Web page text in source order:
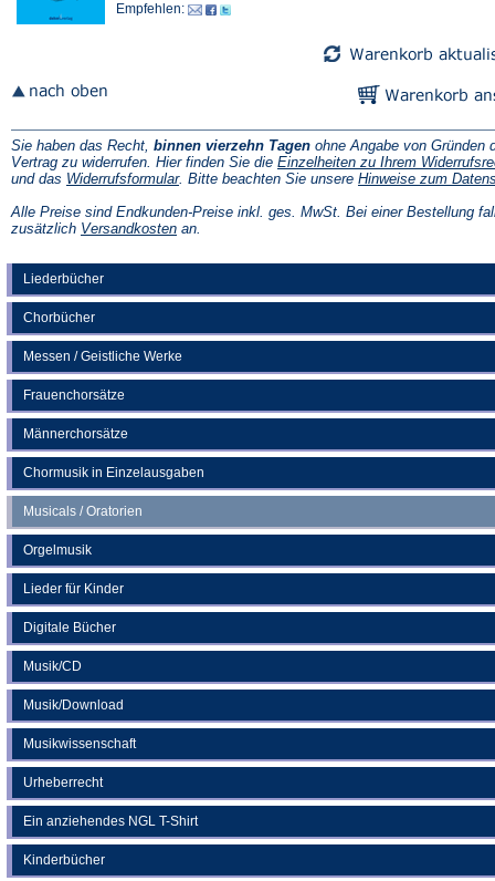
Liederbücher
Chorbücher
Messen / Geistliche Werke
Frauenchorsätze
Männerchorsätze
Chormusik in Einzelausgaben
Musicals / Oratorien
Orgelmusik
Lieder für Kinder
Digitale Bücher
Musik/CD
Musik/Download
Musikwissenschaft
Urheberrecht
Ein anziehendes NGL T-Shirt
Kinderbücher
Empfehlen:
Sie haben das Recht, binnen vierzehn Tagen ohne Angabe von Gründen
Vertrag zu widerrufen. Hier finden Sie die Einzelheiten zu Ihrem
und das Widerrufsformular(Öffnet
einem
neuen
. Bitte beachten Sie unsere Hinweise zum
Alle Preise sind Endkunden-Preise inkl. ges. MwSt. Bei einer Bestellung
zusätzlich Versandkosten(Öffnet
an.